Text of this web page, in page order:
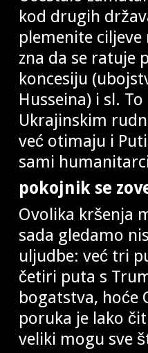
kod drugih
plemenite
zna da se ratuje
koncesiju
Husseina) i sl.
Ukrajinskim
već otimaju i
sami
pokojnik se
Ovolika kršenja
sada gledamo
uljudbe: već tri
četiri puta s
bogatstva, hoće
poruka je lako
veliki mogu sve